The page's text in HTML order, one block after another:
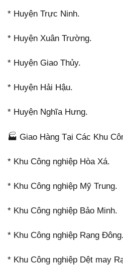
* Huyện Trực Ninh.
* Huyện Xuân Trường.
* Huyện Giao Thủy.
* Huyện Hải Hậu.
* Huyện Nghĩa Hưng.
🏭 Giao Hàng Tại Các Khu
* Khu Công nghiệp Hòa Xá.
* Khu Công nghiệp Mỹ Trung.
* Khu Công nghiệp Bảo Minh.
* Khu Công nghiệp Rạng Đông.
* Khu Công nghiệp Dệt may